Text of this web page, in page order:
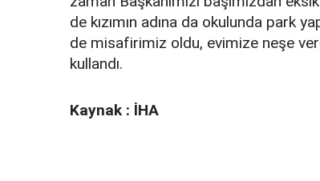
de kızımın adına da okulunda park
de misafirimiz oldu, evimize neşe
kullandı.
Kaynak : İHA